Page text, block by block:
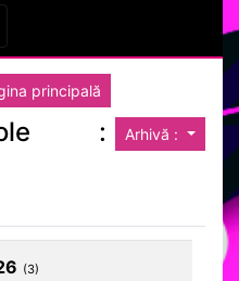
principală
Arhivă :
:
(3)